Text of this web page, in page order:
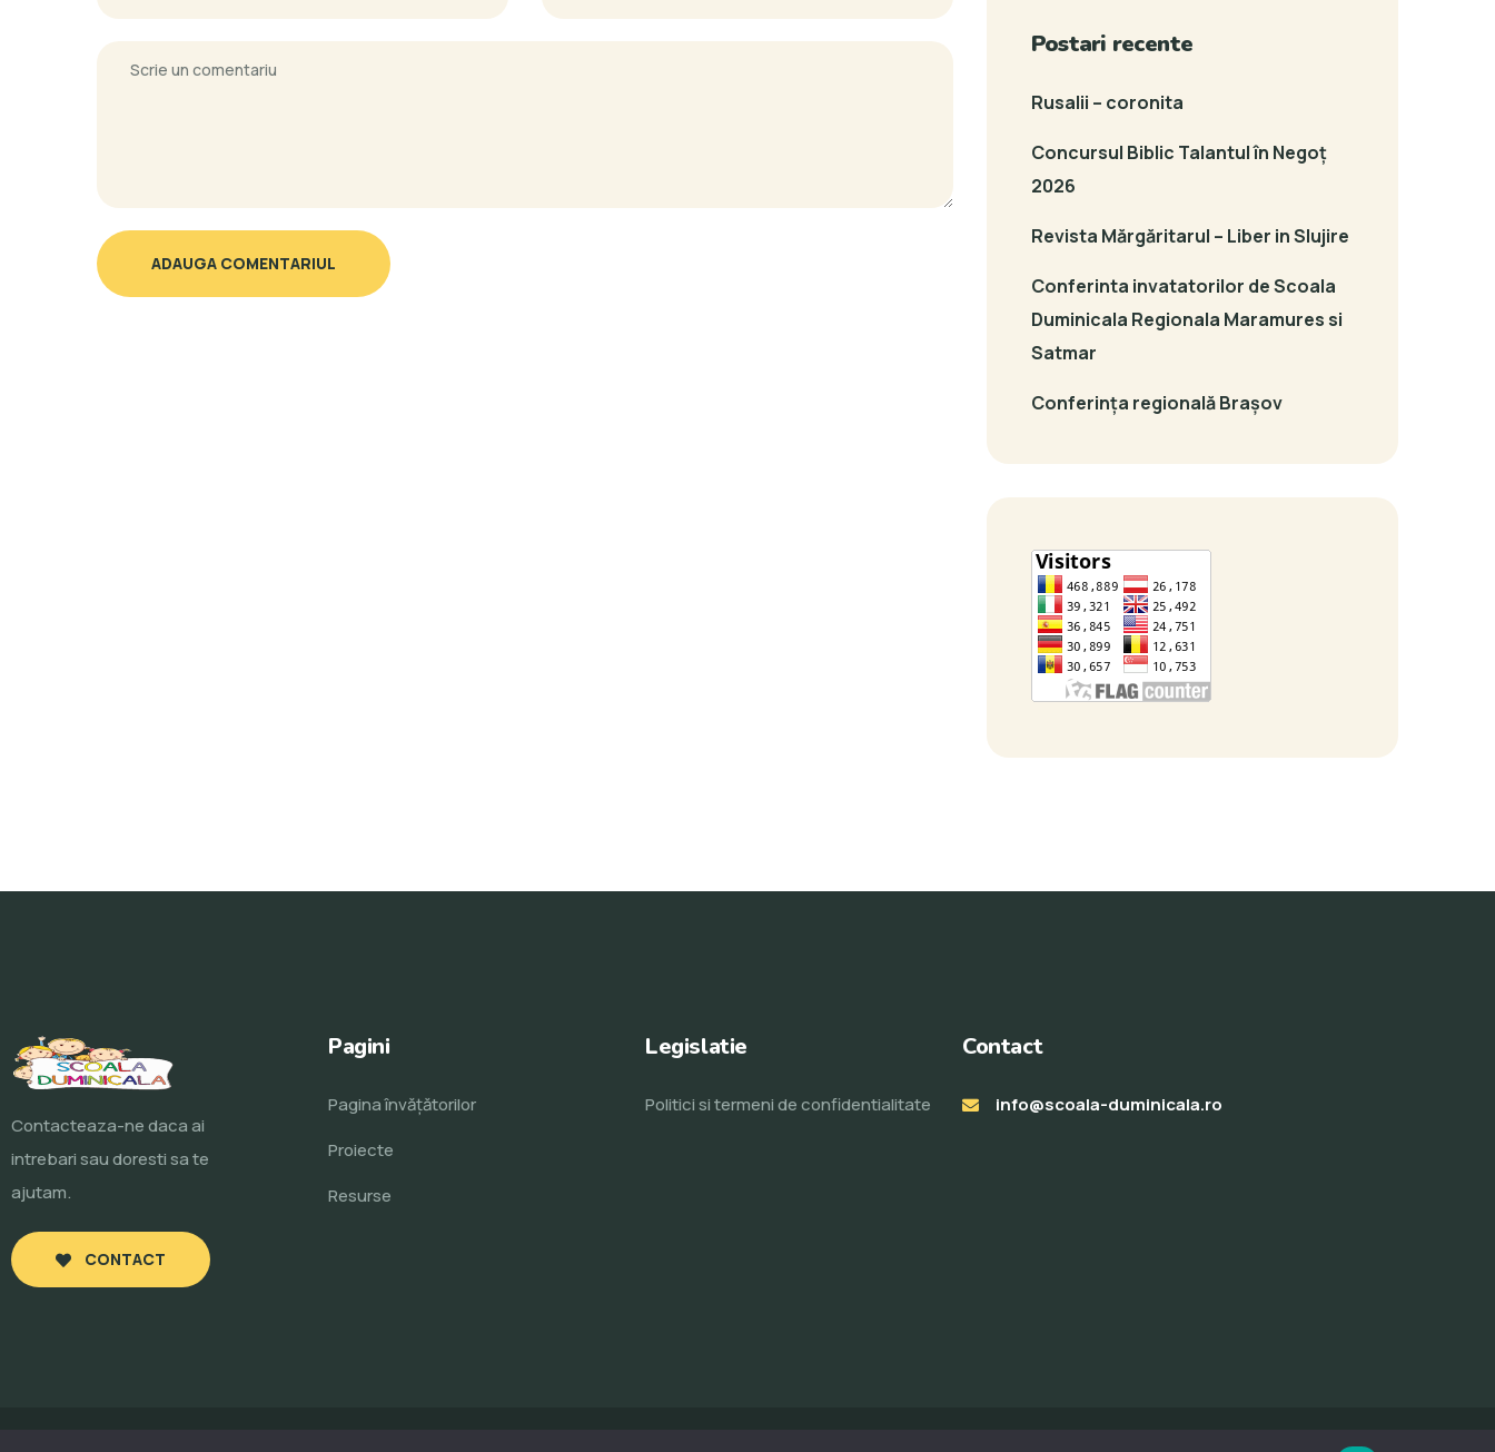
ADAUGA COMENTARIUL
Postari recente
Rusalii – coronita
Concursul Biblic Talantul în Negoț
2026
Revista Mărgăritarul – Liber in Slujire
Conferinta invatatorilor de Scoala
Duminicala Regionala Maramures si
Satmar
Conferința regională Brașov
Contacteaza-ne daca ai
intrebari sau doresti sa te
ajutam.
CONTACT
Pagini
Pagina învăţătorilor
Proiecte
Resurse
Legislatie
Politici si termeni de confidentialitate
Contact
info@scoala-duminicala.ro